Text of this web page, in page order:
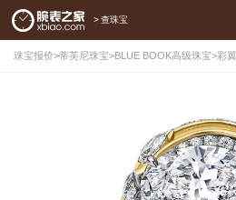
> 查珠宝
珠宝报价>蒂芙尼珠宝>BLUE BOOK高级珠宝>彩